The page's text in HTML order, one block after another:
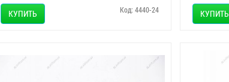
КУПИТЬ Код: 4440-24 КУПИТЬ